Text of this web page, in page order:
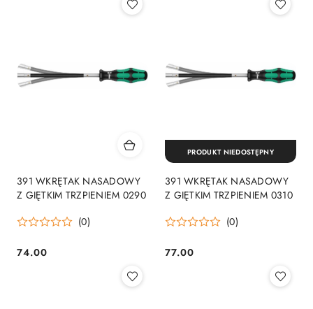
391 WKRĘTAK NASADOWY
Z GIĘTKIM TRZPIENIEM 0290
(0)
Cena:
74.00
391 WKRĘTAK NASADOWY
Z GIĘTKIM TRZPIENIEM 0310
(0)
Cena:
77.00
PRODUKT NIEDOSTĘPNY